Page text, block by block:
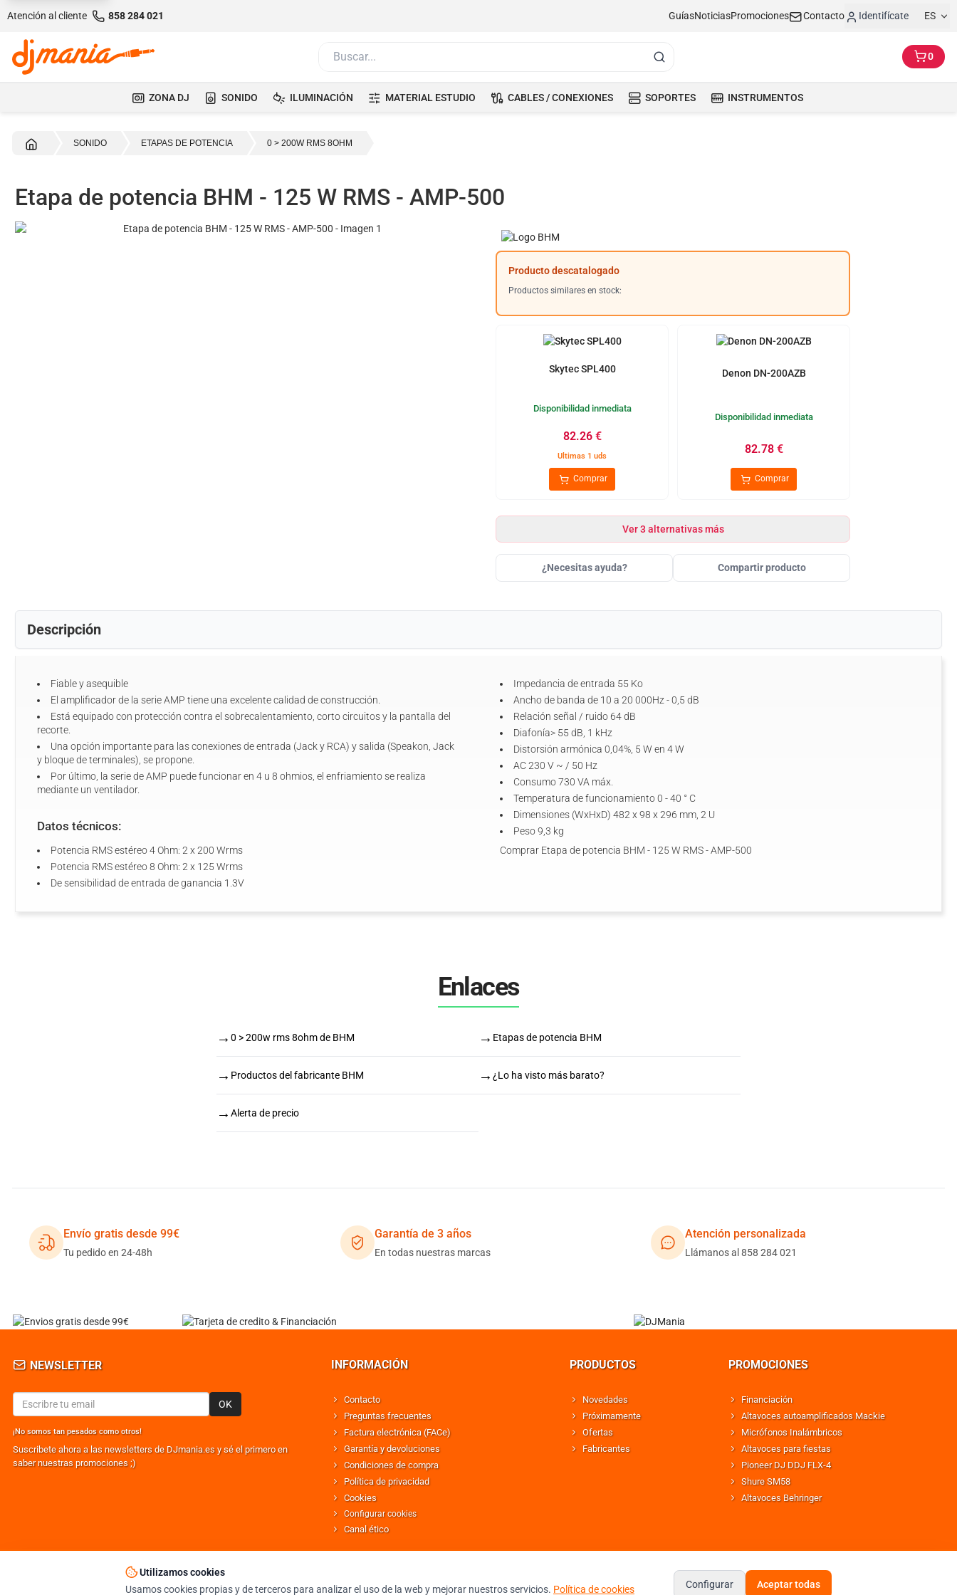
Atención al cliente 858 284 021 GuíasNoticiasPromociones Contacto Identifícate ES
0
ZONA DJ SONIDO ILUMINACIÓN MATERIAL ESTUDIO CABLES / CONEXIONES SOPORTES INSTRUMENTOS
SONIDO ETAPAS DE POTENCIA 0 > 200W RMS 8OHM
Etapa de potencia BHM - 125 W RMS - AMP-500
Producto descatalogado
Productos similares en stock:
Skytec SPL400
Disponibilidad inmediata
82.26€
Ultimas 1 uds
Comprar
Denon DN-200AZB
Disponibilidad inmediata
82.78€
Comprar
Ver 3 alternativas más
¿Necesitas ayuda? Compartir producto
Descripción
Fiable y asequible
El amplificador de la serie AMP tiene una excelente calidad de construcción.
Está equipado con protección contra el sobrecalentamiento, corto circuitos y la pantalla del
recorte.
Una opción importante para las conexiones de entrada (Jack y RCA) y salida (Speakon, Jack
y bloque de terminales), se propone.
Por último, la serie de AMP puede funcionar en 4 u 8 ohmios, el enfriamiento se realiza
mediante un ventilador.
Datos técnicos:
Potencia RMS estéreo 4 Ohm: 2 x 200 Wrms
Potencia RMS estéreo 8 Ohm: 2 x 125 Wrms
De sensibilidad de entrada de ganancia 1.3V
Impedancia de entrada 55 Ko
Ancho de banda de 10 a 20 000Hz - 0,5 dB
Relación señal / ruido 64 dB
Diafonía> 55 dB, 1 kHz
Distorsión armónica 0,04%, 5 W en 4 W
AC 230 V ~ / 50 Hz
Consumo 730 VA máx.
Temperatura de funcionamiento 0 - 40 ° C
Dimensiones (WxHxD) 482 x 98 x 296 mm, 2 U
Peso 9,3 kg
Comprar Etapa de potencia BHM - 125 W RMS - AMP-500
Enlaces
→ 0 > 200w rms 8ohm de BHM → Etapas de potencia BHM
→ Productos del fabricante BHM → ¿Lo ha visto más barato?
→ Alerta de precio
Envío gratis desde 99€
Tu pedido en 24-48h
Garantía de 3 años
En todas nuestras marcas
Atención personalizada
Llámanos al 858 284 021
NEWSLETTER
OK
¡No somos tan pesados como otros!
Suscribete ahora a las newsletters de DJmania.es y sé el primero en
saber nuestras promociones ;)
INFORMACIÓN
Contacto
Preguntas frecuentes
Factura electrónica (FACe)
Garantía y devoluciones
Condiciones de compra
Política de privacidad
Cookies
Configurar cookies
Canal ético
PRODUCTOS
Novedades
Próximamente
Ofertas
Fabricantes
PROMOCIONES
Financiación
Altavoces autoamplificados Mackie
Micrófonos Inalámbricos
Altavoces para fiestas
Pioneer DJ DDJ FLX-4
Shure SM58
Altavoces Behringer
© DJMANIA 2000-2026 TODOS LOS DERECHOS RESERVADOS
TIENDA DJ ESPECIALISTA EN SONIDO E ILUMINACIÓN PROFESIONAL
Utilizamos cookies
Usamos cookies propias y de terceros para analizar el uso de la web y mejorar nuestros servicios. Política de cookies Configurar Aceptar todas